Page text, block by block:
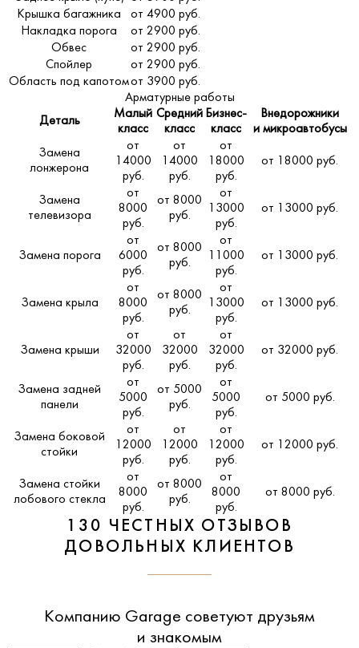
Крышка багажника
от 4900 руб.
Накладка порога
от 2900 руб.
Обвес
от 2900 руб.
Спойлер
от 2900 руб.
Область под капотомот 3900 руб.
Арматурные работы
Деталь
Малый
класс
Средний
класс
Бизнес-
класс
Внедорожники
и микроавтобусы
Замена
лонжерона
от
14000
руб.
от
14000
руб.
от
18000
руб.
от 18000 руб.
Замена
телевизора
от
8000
руб.
от 8000
руб.
от
13000
руб.
от 13000 руб.
Замена порога
от
6000
руб.
от 8000
руб.
от
11000
руб.
от 13000 руб.
Замена крыла
от
8000
руб.
от 8000
руб.
от
13000
руб.
от 13000 руб.
Замена крыши
от
32000
руб.
от
32000
руб.
от
32000
руб.
от 32000 руб.
Замена задней
панели
от
5000
руб.
от 5000
руб.
от
5000
руб.
от 5000 руб.
Замена боковой
стойки
от
12000
руб.
от
12000
руб.
от
12000
руб.
от 12000 руб.
Замена стойки
лобового стекла
от
8000
руб.
от 8000
руб.
от
8000
руб.
от 8000 руб.
130 ЧЕСТНЫХ ОТЗЫВОВ
ДОВОЛЬНЫХ КЛИЕНТОВ
Компанию Garage советуют друзьям
и знакомым